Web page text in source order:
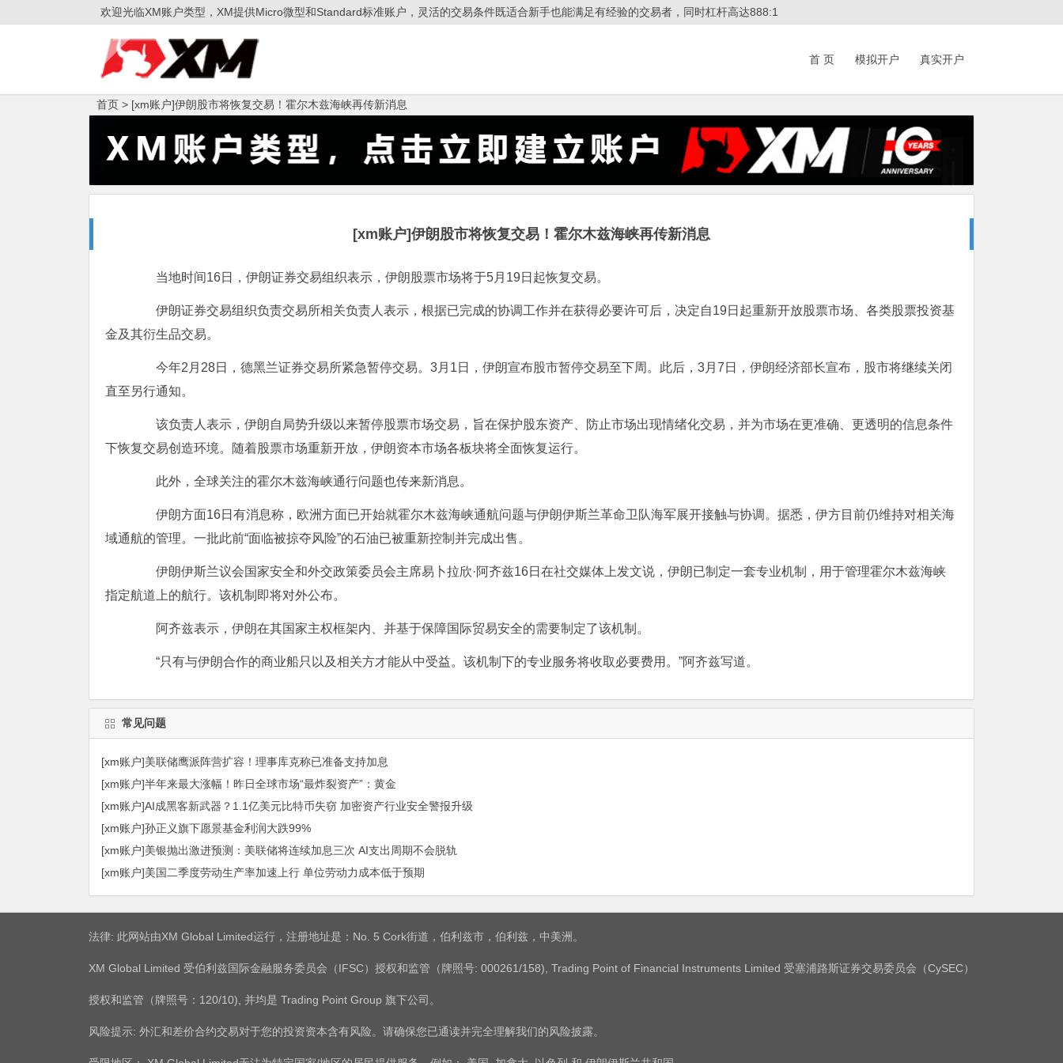
欢迎光临XM账户类型，XM提供Micro微型和Standard标准账户，灵活的交易条件既适合新手也能满足有经验的交易者，同时杠杆高达888:1
首 页 模拟开户 真实开户
首页 > [xm账户]伊朗股市将恢复交易！霍尔木兹海峡再传新消息
[xm账户]伊朗股市将恢复交易！霍尔木兹海峡再传新消息
当地时间16日，伊朗证券交易组织表示，伊朗股票市场将于5月19日起恢复交易。
伊朗证券交易组织负责交易所相关负责人表示，根据已完成的协调工作并在获得必要许可后，决定自19日起重新开放股票市场、各类股票投资基
金及其衍生品交易。
今年2月28日，德黑兰证券交易所紧急暂停交易。3月1日，伊朗宣布股市暂停交易至下周。此后，3月7日，伊朗经济部长宣布，股市将继续关闭
直至另行通知。
该负责人表示，伊朗自局势升级以来暂停股票市场交易，旨在保护股东资产、防止市场出现情绪化交易，并为市场在更准确、更透明的信息条件
下恢复交易创造环境。随着股票市场重新开放，伊朗资本市场各板块将全面恢复运行。
此外，全球关注的霍尔木兹海峡通行问题也传来新消息。
伊朗方面16日有消息称，欧洲方面已开始就霍尔木兹海峡通航问题与伊朗伊斯兰革命卫队海军展开接触与协调。据悉，伊方目前仍维持对相关海
域通航的管理。一批此前“面临被掠夺风险”的石油已被重新控制并完成出售。
伊朗伊斯兰议会国家安全和外交政策委员会主席易卜拉欣·阿齐兹16日在社交媒体上发文说，伊朗已制定一套专业机制，用于管理霍尔木兹海峡
指定航道上的航行。该机制即将对外公布。
阿齐兹表示，伊朗在其国家主权框架内、并基于保障国际贸易安全的需要制定了该机制。
“只有与伊朗合作的商业船只以及相关方才能从中受益。该机制下的专业服务将收取必要费用。”阿齐兹写道。
常见问题
[xm账户]美联储鹰派阵营扩容！理事库克称已准备支持加息
[xm账户]半年来最大涨幅！昨日全球市场“最炸裂资产”：黄金
[xm账户]AI成黑客新武器？1.1亿美元比特币失窃 加密资产行业安全警报升级
[xm账户]孙正义旗下愿景基金利润大跌99%
[xm账户]美银抛出激进预测：美联储将连续加息三次 AI支出周期不会脱轨
[xm账户]美国二季度劳动生产率加速上行 单位劳动力成本低于预期
法律: 此网站由XM Global Limited运行，注册地址是：No. 5 Cork街道，伯利兹市，伯利兹，中美洲。
XM Global Limited 受伯利兹国际金融服务委员会（IFSC）授权和监管（牌照号: 000261/158), Trading Point of Financial Instruments Limited 受塞浦路斯证券交易委员会（CySEC）
授权和监管（牌照号：120/10), 并均是 Trading Point Group 旗下公司。
风险提示: 外汇和差价合约交易对于您的投资资本含有风险。请确保您已通读并完全理解我们的风险披露。